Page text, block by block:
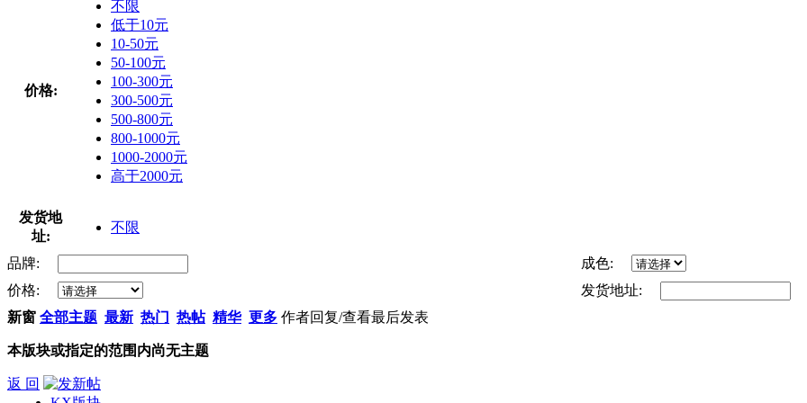
价格:
不限
低于10元
10-50元
50-100元
100-300元
300-500元
500-800元
800-1000元
1000-2000元
高于2000元
发货地
址:
不限
品牌:
成色:
价格:
发货地址:
新窗 全部主题 最新 热门 热帖 精华 更多 作者回复/查看最后发表
本版块或指定的范围内尚无主题
返 回